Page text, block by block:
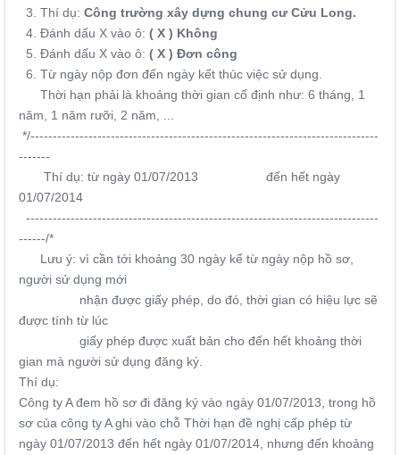
3. Thí dụ: Công trường xây dựng chung cư Cửu Long.
4. Đánh dấu X vào ô: ( X ) Không
5. Đánh dấu X vào ô: ( X ) Đơn công
6. Từ ngày nộp đơn đến ngày kết thúc việc sử dụng.
Thời hạn phải là khoảng thời gian cố định như: 6 tháng, 1
năm, 1 năm rưỡi, 2 năm, ...
*/------------------------------------------------------------------------------
-------
Thí dụ: từ ngày 01/07/2013 đến hết ngày
01/07/2014
-------------------------------------------------------------------------------
------/*
Lưu ý: vì cần tới khoảng 30 ngày kể từ ngày nộp hồ sơ,
người sử dụng mới
nhận được giấy phép, do đó, thời gian có hiệu lực sẽ
được tính từ lúc
giấy phép được xuất bản cho đến hết khoảng thời
gian mà người sử dụng đăng ký.
Thí dụ:
Công ty A đem hồ sơ đi đăng ký vào ngày 01/07/2013, trong hồ
sơ của công ty A ghi vào chỗ Thời hạn đề nghị cấp phép từ
ngày 01/07/2013 đến hết ngày 01/07/2014, nhưng đến khoảng